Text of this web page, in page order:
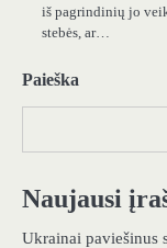
iš pagrindinių jo
stebės, ar…
Paieška
Naujausi
Ukrainai paviešinus